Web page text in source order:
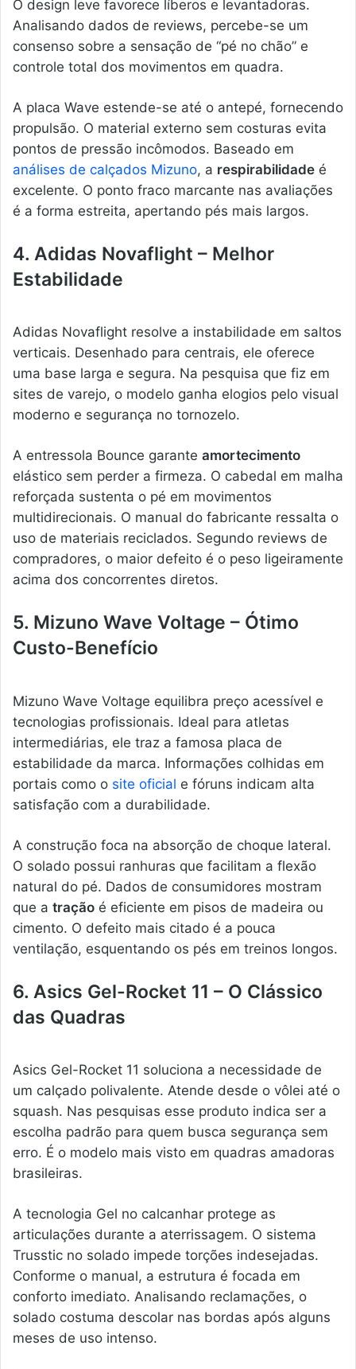
O design leve favorece líberos e levantadoras.
Analisando dados de reviews, percebe-se um
consenso sobre a sensação de “pé no chão” e
controle total dos movimentos em quadra.
A placa Wave estende-se até o antepé, fornecendo
propulsão. O material externo sem costuras evita
pontos de pressão incômodos. Baseado em
análises de calçados Mizuno, a respirabilidade é
excelente. O ponto fraco marcante nas avaliações
é a forma estreita, apertando pés mais largos.
4. Adidas Novaflight – Melhor
Estabilidade
Adidas Novaflight resolve a instabilidade em saltos
verticais. Desenhado para centrais, ele oferece
uma base larga e segura. Na pesquisa que fiz em
sites de varejo, o modelo ganha elogios pelo visual
moderno e segurança no tornozelo.
A entressola Bounce garante amortecimento
elástico sem perder a firmeza. O cabedal em malha
reforçada sustenta o pé em movimentos
multidirecionais. O manual do fabricante ressalta o
uso de materiais reciclados. Segundo reviews de
compradores, o maior defeito é o peso ligeiramente
acima dos concorrentes diretos.
5. Mizuno Wave Voltage – Ótimo
Custo-Benefício
Mizuno Wave Voltage equilibra preço acessível e
tecnologias profissionais. Ideal para atletas
intermediárias, ele traz a famosa placa de
estabilidade da marca. Informações colhidas em
portais como o site oficial e fóruns indicam alta
satisfação com a durabilidade.
A construção foca na absorção de choque lateral.
O solado possui ranhuras que facilitam a flexão
natural do pé. Dados de consumidores mostram
que a tração é eficiente em pisos de madeira ou
cimento. O defeito mais citado é a pouca
ventilação, esquentando os pés em treinos longos.
6. Asics Gel-Rocket 11 – O Clássico
das Quadras
Asics Gel-Rocket 11 soluciona a necessidade de
um calçado polivalente. Atende desde o vôlei até o
squash. Nas pesquisas esse produto indica ser a
escolha padrão para quem busca segurança sem
erro. É o modelo mais visto em quadras amadoras
brasileiras.
A tecnologia Gel no calcanhar protege as
articulações durante a aterrissagem. O sistema
Trusstic no solado impede torções indesejadas.
Conforme o manual, a estrutura é focada em
conforto imediato. Analisando reclamações, o
solado costuma descolar nas bordas após alguns
meses de uso intenso.